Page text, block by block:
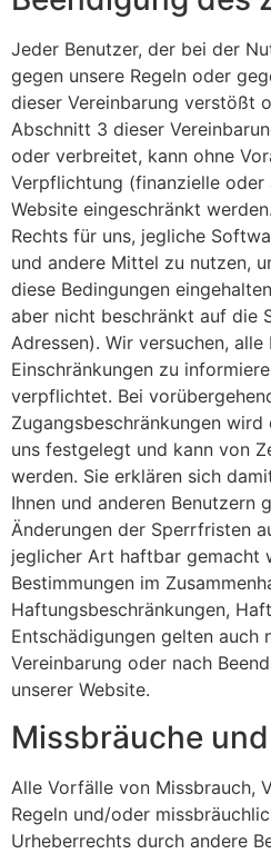
Jeder Benutzer, der bei der
gegen unsere Regeln oder
dieser Vereinbarung verstößt
Abschnitt 3 dieser
oder verbreitet, kann ohne
Verpflichtung (finanzielle oder
Website eingeschränkt
Rechts für uns, jegliche
und andere Mittel zu nutzen,
diese Bedingungen
aber nicht beschränkt auf die
Adressen). Wir versuchen,
Einschränkungen zu
verpflichtet. Bei
Zugangsbeschränkungen
uns festgelegt und kann von
werden. Sie erklären sich
Ihnen und anderen Benutzern
Änderungen der Sperrfristen
jeglicher Art haftbar gemacht
Bestimmungen im
Haftungsbeschränkungen,
Entschädigungen gelten auch
Vereinbarung oder nach
unserer Website.
Missbräuche
Alle Vorfälle von Missbrauch,
Regeln und/oder
Urheberrechts durch andere